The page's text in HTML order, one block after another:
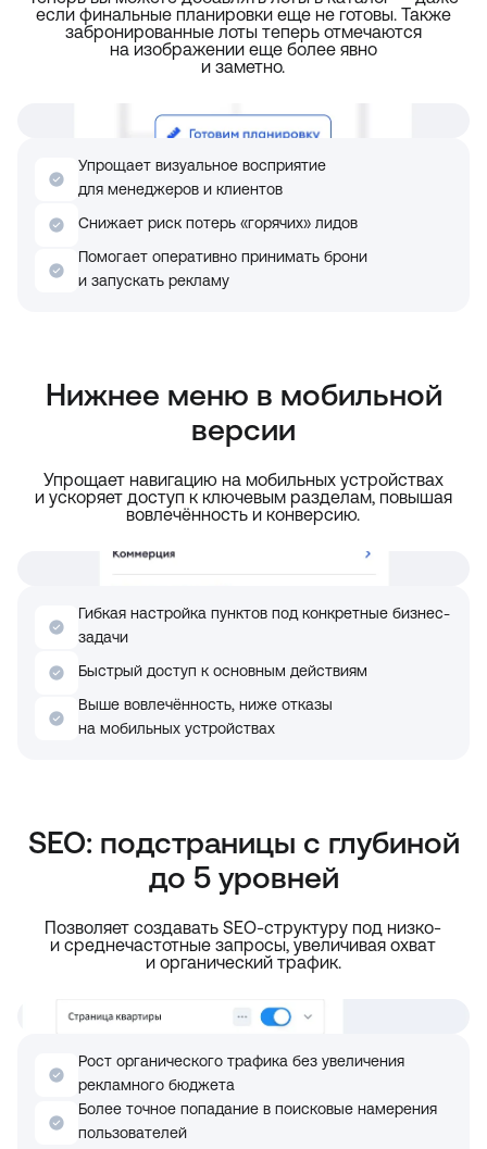
если финальные планировки еще не готовы. Также
забронированные лоты теперь отмечаются
на изображении еще более явно
и заметно.
Упрощает визуальное восприятие
для менеджеров и клиентов
Снижает риск потерь «горячих» лидов
Помогает оперативно принимать брони
и запускать рекламу
Нижнее меню в мобильной
версии
Упрощает навигацию на мобильных устройствах
и ускоряет доступ к ключевым разделам, повышая
вовлечённость и конверсию.
Гибкая настройка пунктов под конкретные бизнес-
задачи
Быстрый доступ к основным действиям
Выше вовлечённость, ниже отказы
на мобильных устройствах
SEO: подстраницы с глубиной
до 5 уровней
Позволяет создавать SEO-структуру под низко-
и среднечастотные запросы, увеличивая охват
и органический трафик.
Рост органического трафика без увеличения
рекламного бюджета
Более точное попадание в поисковые намерения
пользователей